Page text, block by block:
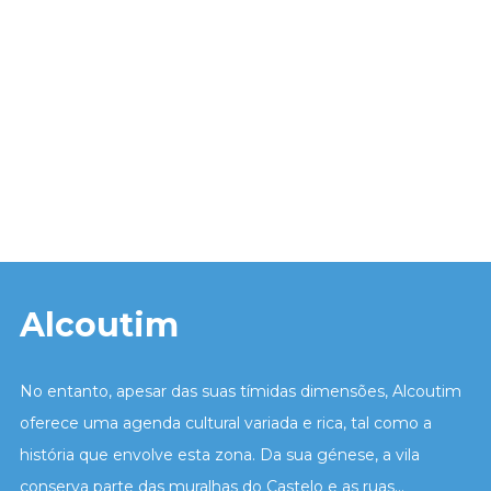
Alcoutim
No entanto, apesar das suas tímidas dimensões, Alcoutim
oferece uma agenda cultural variada e rica, tal como a
história que envolve esta zona. Da sua génese, a vila
conserva parte das muralhas do Castelo e as ruas